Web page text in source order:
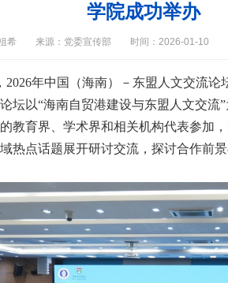
学院成功举办
希 来源：党委宣传部 时间：2026-01-10
2026年中国（海南）－东盟人文交流
坛以“海南自贸港建设与东盟人文交流
教育界、学术界和相关机构代表参加
热点话题展开研讨交流，探讨合作前景